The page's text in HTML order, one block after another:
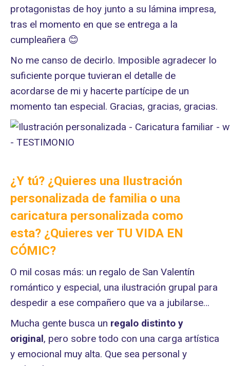
protagonistas de hoy junto a su lámina impresa,
tras el momento en que se entrega a la
cumpleañera 😊
No me canso de decirlo. Imposible agradecer lo
suficiente porque tuvieran el detalle de
acordarse de mi y hacerte partícipe de un
momento tan especial. Gracias, gracias, gracias.
¿Y tú? ¿Quieres una Ilustración
personalizada de familia o una
caricatura personalizada como
esta? ¿Quieres ver TU VIDA EN
CÓMIC?
O mil cosas más: un regalo de San Valentín
romántico y especial, una ilustración grupal para
despedir a ese compañero que va a jubilarse…
Mucha gente busca un regalo distinto y
original, pero sobre todo con una carga artística
y emocional muy alta. Que sea personal y